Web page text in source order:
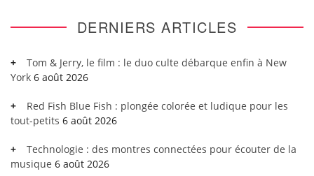
DERNIERS ARTICLES
Tom & Jerry, le film : le duo culte débarque enfin à New
York 6 août 2026
Red Fish Blue Fish : plongée colorée et ludique pour les
tout-petits 6 août 2026
Technologie : des montres connectées pour écouter de la
musique 6 août 2026